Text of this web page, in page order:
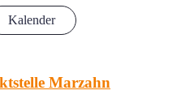
Kalender
Marzahn